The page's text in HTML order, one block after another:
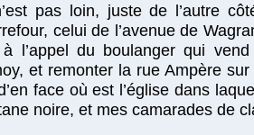
pas loin, juste de l’autre
celui de l’avenue de
à l’appel du boulanger qui
et remonter la rue Ampère
face où est l’église dans
noire, et mes camarades de